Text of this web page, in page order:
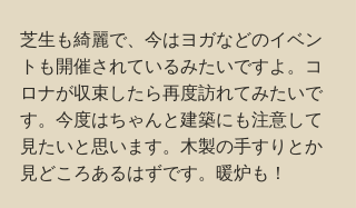
芝生も綺麗で、今はヨガなどのイベン
トも開催されているみたいですよ。コ
ロナが収束したら再度訪れてみたいで
す。今度はちゃんと建築にも注意して
見たいと思います。木製の手すりとか
見どころあるはずです。暖炉も！